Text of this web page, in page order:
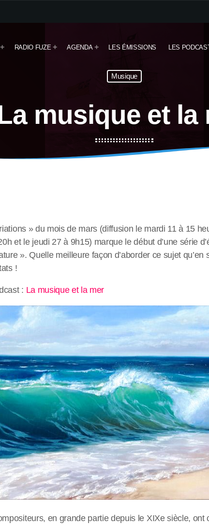
RADIO FUZE AGENDA LES ÉMISSIONS LES
Musique
musique et la
» du mois de mars (diffusion le mardi 11 à 15
et le jeudi 27 à 9h15) marque le début d’une série
». Quelle meilleure façon d’aborder ce sujet qu’en
!
: La musique et la mer
en grande partie depuis le XIXe siècle, ont